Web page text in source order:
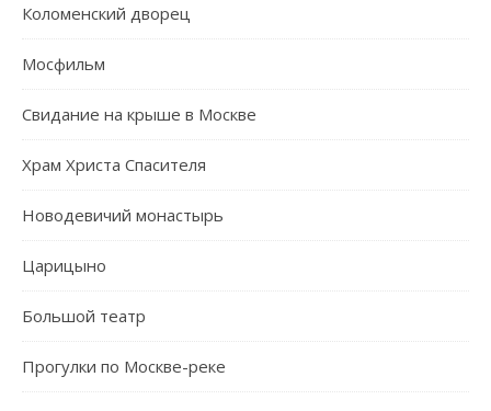
Коломенский дворец
Мосфильм
Свидание на крыше в Москве
Храм Христа Спасителя
Новодевичий монастырь
Царицыно
Большой театр
Прогулки по Москве-реке